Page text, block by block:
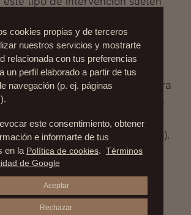
determinar si el paciente aspira
un aspecto concreto de su
reales) o subjetivas (quiere
ejemplo, agradar a su pareja).
de glúteos
cookies propias y de terceros
nuestros servicios y mostrarte
relacionada con tus preferencias
un perfil elaborado a partir de tus
navegación (p. ej. páginas
este consentimiento, obtener
e informarte de tus
en la Política de cookies. Términos
de Google
Aceptar
Rechazar